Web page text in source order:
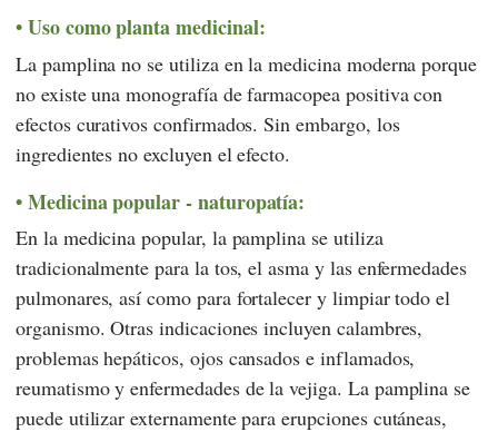
Uso como planta medicinal:
La pamplina no se utiliza en la medicina moderna porque
no existe una monografía de farmacopea positiva con
efectos curativos confirmados. Sin embargo, los
ingredientes no excluyen el efecto.
Medicina popular - naturopatía:
En la medicina popular, la pamplina se utiliza
tradicionalmente para la tos, el asma y las enfermedades
pulmonares, así como para fortalecer y limpiar todo el
organismo. Otras indicaciones incluyen calambres,
problemas hepáticos, ojos cansados e inflamados,
reumatismo y enfermedades de la vejiga. La pamplina se
puede utilizar externamente para erupciones cutáneas,